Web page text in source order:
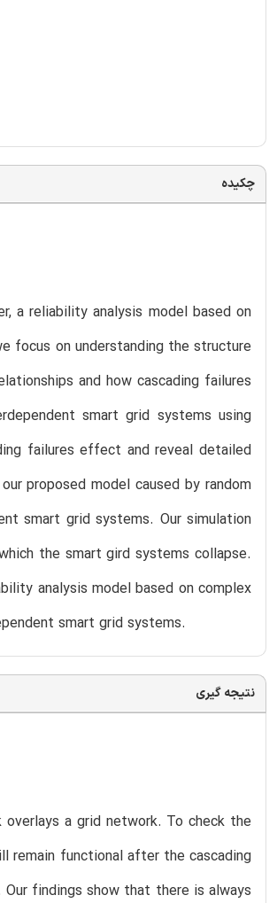
چکیده
a reliability analysis model based on
focus on understanding the structure
and how cascading failures
smart grid systems using
failures effect and reveal detailed
proposed model caused by random
smart grid systems. Our simulation
the smart gird systems collapse.
analysis model based on complex
smart grid systems.
نتیجه گیری
a grid network. To check the
remain functional after the cascading
findings show that there is always